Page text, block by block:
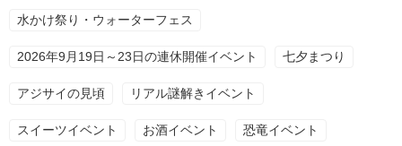
水かけ祭り・ウォーターフェス
2026年9月19日～23日の連休開催イベント 七夕まつり
アジサイの見頃 リアル謎解きイベント
スイーツイベント お酒イベント 恐竜イベント